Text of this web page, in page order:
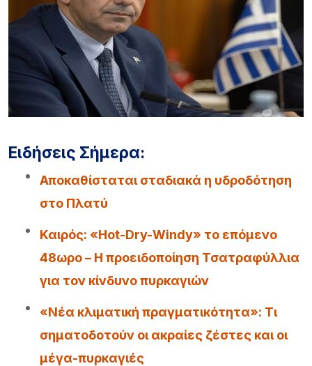
Ειδήσεις Σήμερα:
Αποκαθίσταται σταδιακά η υδροδότηση
στο Πλατύ
Καιρός: «Hot-Dry-Windy» το επόμενο
48ωρο – Η προειδοποίηση Τσατραφύλλια
για τον κίνδυνο πυρκαγιών
«Νέα κλιματική πραγματικότητα»: Τι
σηματοδοτούν οι ακραίες ζέστες και οι
μέγα-πυρκαγιές